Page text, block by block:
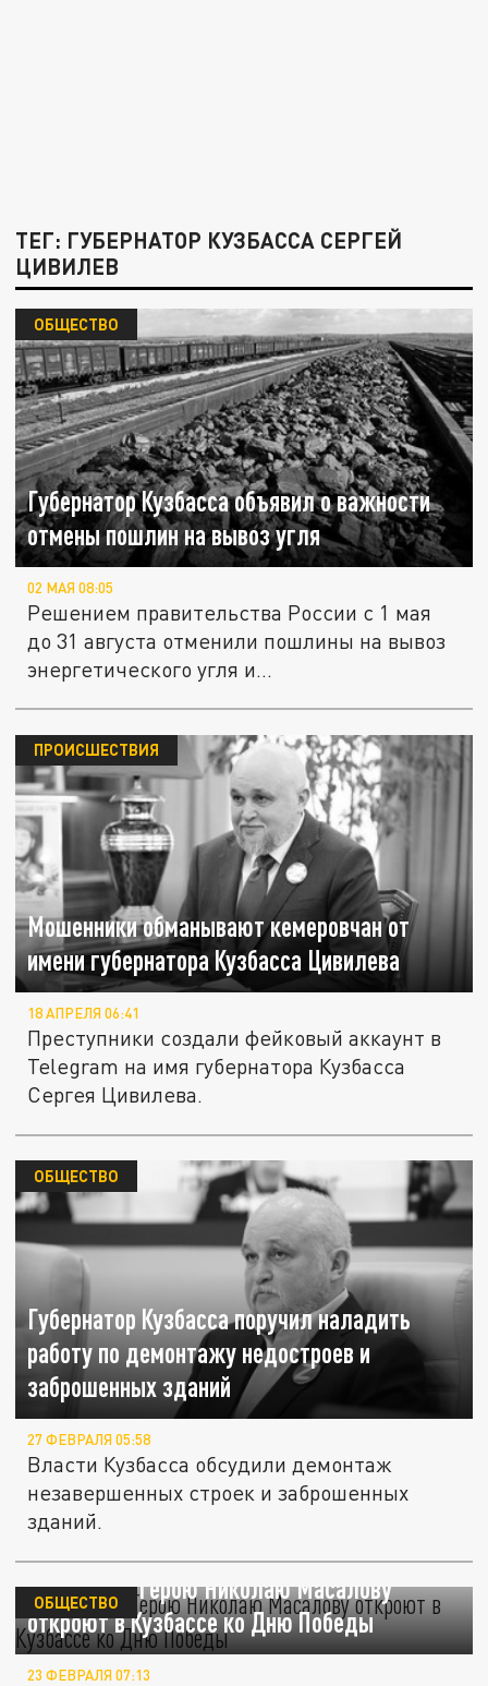
ТЕГ: ГУБЕРНАТОР КУЗБАССА СЕРГЕЙ
ЦИВИЛЕВ
Губернатор Кузбасса объявил о важности
отмены пошлин на вывоз угля
ОБЩЕСТВО
02 МАЯ 08:05
Решением правительства России с 1 мая
до 31 августа отменили пошлины на вывоз
энергетического угля и...
Мошенники обманывают кемеровчан от
имени губернатора Кузбасса Цивилева
ПРОИСШЕСТВИЯ
18 АПРЕЛЯ 06:41
Преступники создали фейковый аккаунт в
Telegram на имя губернатора Кузбасса
Сергея Цивилева.
Губернатор Кузбасса поручил наладить
работу по демонтажу недостроев и
заброшенных зданий
ОБЩЕСТВО
27 ФЕВРАЛЯ 05:58
Власти Кузбасса обсудили демонтаж
незавершенных строек и заброшенных
зданий.
Дом-музей Герою Николаю Масалову
откроют в Кузбассе ко Дню Победы
ОБЩЕСТВО
23 ФЕВРАЛЯ 07:13